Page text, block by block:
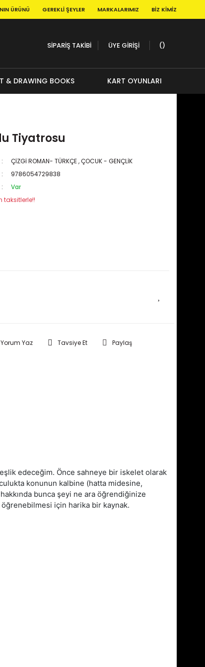
ÜRÜNÜ GEREKLI ŞEYLER MARKALARIMIZ BIZ KIMIZ
SİPARİŞ TAKİBİ ÜYE GİRİŞİ
& DRAWING BOOKS KART OYUNLARI
Tiyatrosu
ÇİZGİ ROMAN- TÜRKÇE,ÇOCUK - GENÇLİK
9786054729838
Var
taksitlerle!!
Yorum Yaz Tavsiye Et Paylaş
edeceğim. Önce sahneye bir iskelet olarak
konunun kalbine (hatta midesine,
bunca şeyi ne ara öğrendiğinize
için harika bir kaynak.